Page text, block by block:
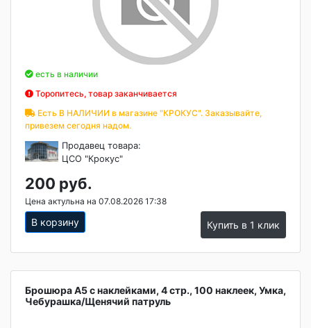
есть в наличии
Торопитесь, товар заканчивается
Есть В НАЛИЧИИ в магазине "КРОКУС". Заказывайте,
привезем сегодня надом.
Продавец товара:
ЦСО "Крокус"
200 руб.
Цена актульна на 07.08.2026 17:38
В корзину Купить в 1 клик
Брошюра А5 с наклейками, 4 стр., 100 наклеек, Умка,
Чебурашка/Щенячий патруль